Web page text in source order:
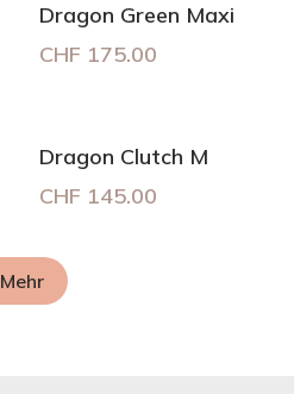
Dragon Green Maxi
CHF 175.00
Dragon Clutch M
CHF 145.00
Mehr